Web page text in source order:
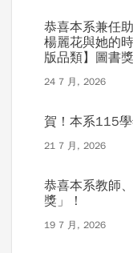
恭喜本系兼任
楊麗花與她的
版品類】圖書獎
24 7 月, 2026
賀！本系115
21 7 月, 2026
恭喜本系教師
獎」！
19 7 月, 2026